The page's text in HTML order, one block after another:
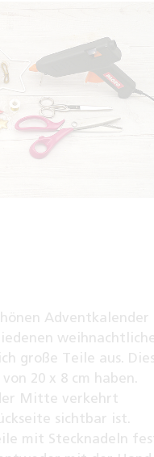
Adventkalender
große Teile aus.
20 x 8 cm haben.
Mitte verkehrt
sichtbar ist.
mit Stecknadeln